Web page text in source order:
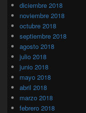
diciembre 2018
noviembre 2018
octubre 2018
septiembre 2018
agosto 2018
julio 2018
junio 2018
mayo 2018
abril 2018
marzo 2018
febrero 2018